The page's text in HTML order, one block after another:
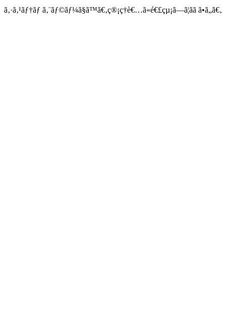
ã‚·ã‚¹ãƒ†ãƒ ã‚¨ãƒ©ãƒ¼ã§ã™ã€‚ç®¡ç†è€…ã«é€£çµ¡ã—ã¦ãã ã•ã„ã€‚